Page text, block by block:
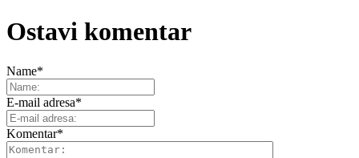
Ostavi komentar
Name*
E-mail adresa*
Komentar*